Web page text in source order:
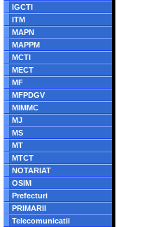
IGCTI
ITM
MAPN
MAPPM
MCTI
MECT
MF
MFPDGV
MIMMC
MJ
MS
MT
MTCT
NOTARIAT
OSIM
Prefecturi
PRIMARII
Telecomunicatii